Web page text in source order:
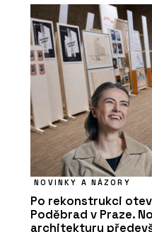
NOVINKY A NÁZORY
Po rekonstrukci
Poděbrad v Praze.
architektury